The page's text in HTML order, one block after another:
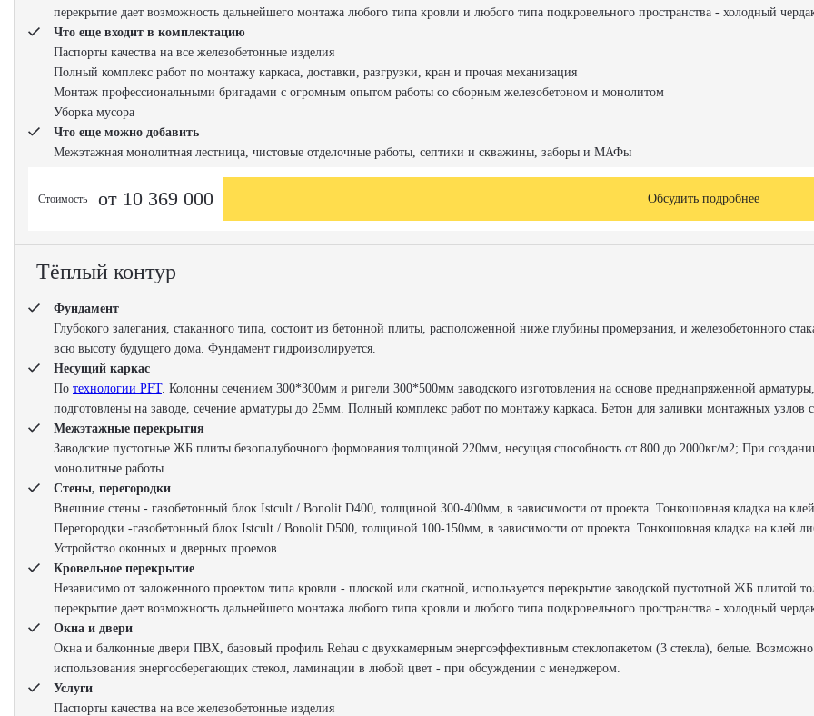
перекрытие дает возможность дальнейшего монтажа любого типа кровли и любого типа подкровельного пространства - холодный
Что еще входит в комплектацию
Паспорты качества на все железобетонные изделия
Полный комплекс работ по монтажу каркаса, доставки, разгрузки, кран и прочая механизация
Монтаж профессиональными бригадами с огромным опытом работы со сборным железобетоном и монолитом
Уборка мусора
Что еще можно добавить
Межэтажная монолитная лестница, чистовые отделочные работы, септики и скважины, заборы и МАФы
Стоимость от 10 369 000 Обсудить подробнее
Тёплый контур
Фундамент
Глубокого залегания, стаканного типа, состоит из бетонной плиты, расположенной ниже глубины промерзания, и железобетонного
всю высоту будущего дома. Фундамент гидроизолируется.
Несущий каркас
По технологии PFT. Колонны сечением 300*300мм и ригели 300*500мм заводского изготовления на основе преднапряженной
подготовлены на заводе, сечение арматуры до 25мм. Полный комплекс работ по монтажу каркаса. Бетон для заливки монтажных
Межэтажные перекрытия
Заводские пустотные ЖБ плиты безопалубочного формования толщиной 220мм, несущая способность от 800 до 2000кг/м2; При
монолитные работы
Стены, перегородки
Внешние стены - газобетонный блок Istcult / Bonolit D400, толщиной 300-400мм, в зависимости от проекта. Тонкошовная кладка на
Перегородки -газобетонный блок Istcult / Bonolit D500, толщиной 100-150мм, в зависимости от проекта. Тонкошовная кладка на клей
Устройство оконных и дверных проемов.
Кровельное перекрытие
Независимо от заложенного проектом типа кровли - плоской или скатной, используется перекрытие заводской пустотной ЖБ плитой
перекрытие дает возможность дальнейшего монтажа любого типа кровли и любого типа подкровельного пространства - холодный
Окна и двери
Окна и балконные двери ПВХ, базовый профиль Rehau с двухкамерным энергоэффективным стеклопакетом (3 стекла), белые.
использования энергосберегающих стекол, ламинации в любой цвет - при обсуждении с менеджером.
Услуги
Паспорты качества на все железобетонные изделия